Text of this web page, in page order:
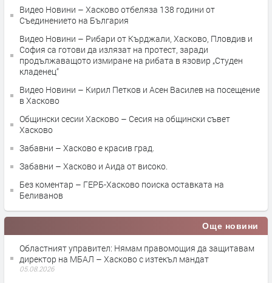
Видео Новини – Хасково отбеляза 138 години от
Съединението на България
Видео Новини – Рибари от Кърджали, Хасково, Пловдив и
София са готови да излязат на протест, заради
продължаващото измиране на рибата в язовир „Студен
кладенец“
Видео Новини – Кирил Петков и Асен Василев на посещение
в Хасково
Общински сесии Хасково – Сесия на общински съвет
Хасково
Забавни – Хасково е красив град.
Забавни – Хасково и Аида от високо.
Без коментар – ГЕРБ-Хасково поиска оставката на
Беливанов
Още новини
Областният управител: Нямам правомощия да защитавам
директор на МБАЛ – Хасково с изтекъл мандат
05.08.2026